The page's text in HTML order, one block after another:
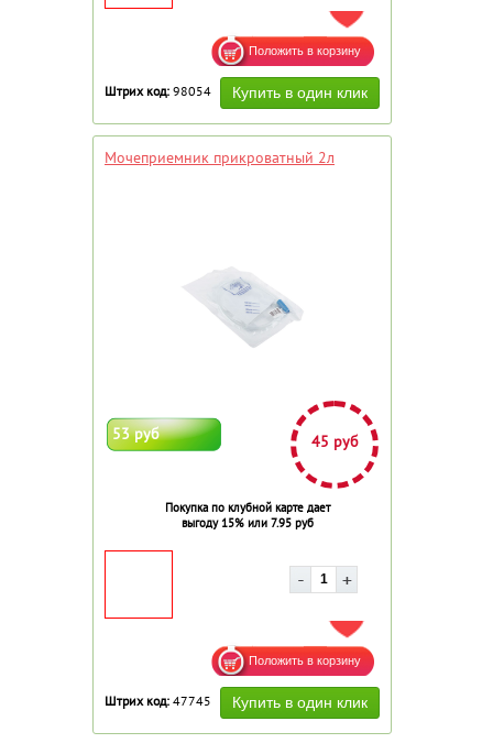
ДОБАВИТЬ В ИЗБРАННОЕ
Штрих код: 98054
Мочеприемник прикроватный 2л
53 руб 45 руб
Покупка по клубной карте дает
выгоду 15% или 7.95 руб
ДОБАВИТЬ В ИЗБРАННОЕ
Штрих код: 47745